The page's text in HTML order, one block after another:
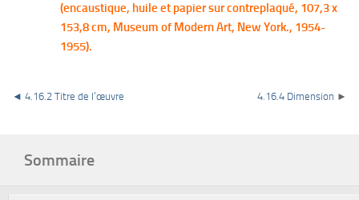
(encaustique, huile et papier sur contreplaqué, 107,3 x
153,8 cm, Museum of Modern Art, New York., 1954-
1955).
◄ 4.16.2 Titre de l’œuvre 4.16.4 Dimension ►
Sommaire